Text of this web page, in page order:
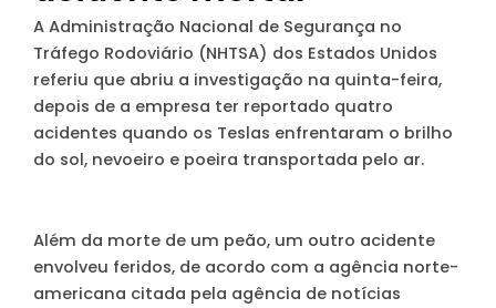
A Administração Nacional de Segurança no
Tráfego Rodoviário (NHTSA) dos Estados Unidos
referiu que abriu a investigação na quinta-feira,
depois de a empresa ter reportado quatro
acidentes quando os Teslas enfrentaram o brilho
do sol, nevoeiro e poeira transportada pelo ar.
Além da morte de um peão, um outro acidente
envolveu feridos, de acordo com a agência norte-
americana citada pela agência de notícias